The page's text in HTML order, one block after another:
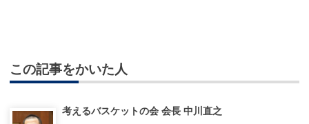
この記事をかいた人
考えるバスケットの会 会長 中川直之